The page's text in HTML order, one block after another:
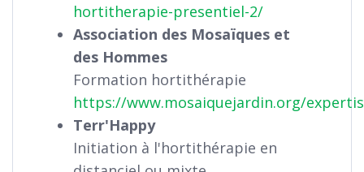
hortitherapie-presentiel-2/
Association des Mosaïques et
des Hommes
Formation hortithérapie
https://www.mosaiquejardin.org/
Terr'Happy
Initiation à l'hortithérapie en